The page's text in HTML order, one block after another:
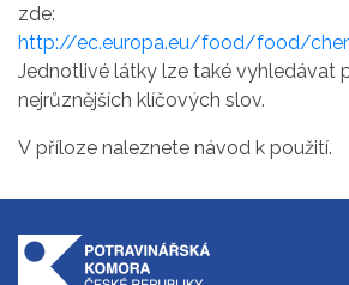
zde:
http://ec.europa.eu/food/food/
Jednotlivé látky lze také vyhledávat
nejrůznějších klíčových slov.
V příloze naleznete návod k použití.